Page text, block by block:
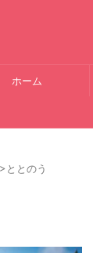
ホーム
>ととのう